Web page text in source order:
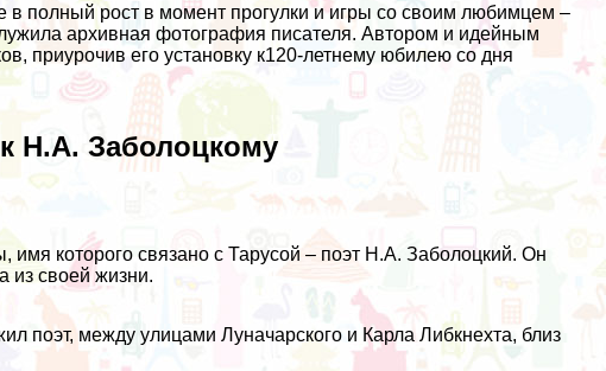
в полный рост в момент прогулки и игры со своим любимцем –
архивная фотография писателя. Автором и идейным
приурочив его установку к120-летнему юбилею со дня
Н.А. Заболоцкому
которого связано с Тарусой – поэт Н.А. Заболоцкий. Он
из своей жизни.
поэт, между улицами Луначарского и Карла Либкнехта, близ